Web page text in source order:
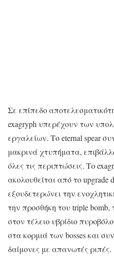
Σε επίπεδο
exagryph υπερέχουν των
εργαλείων. Το eternal spear
μακρινά χτυπήματα,
όλες τις περιπτώσεις. Το
ακολουθείται από το upgrade
εξουδετερώνει την
την προσθήκη του triple
στον τέλειο υβρίδιο
στα κορμιά των bosses και
δαίμονες με απανωτές ριπές.